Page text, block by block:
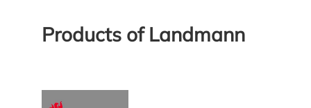
Products of Landmann